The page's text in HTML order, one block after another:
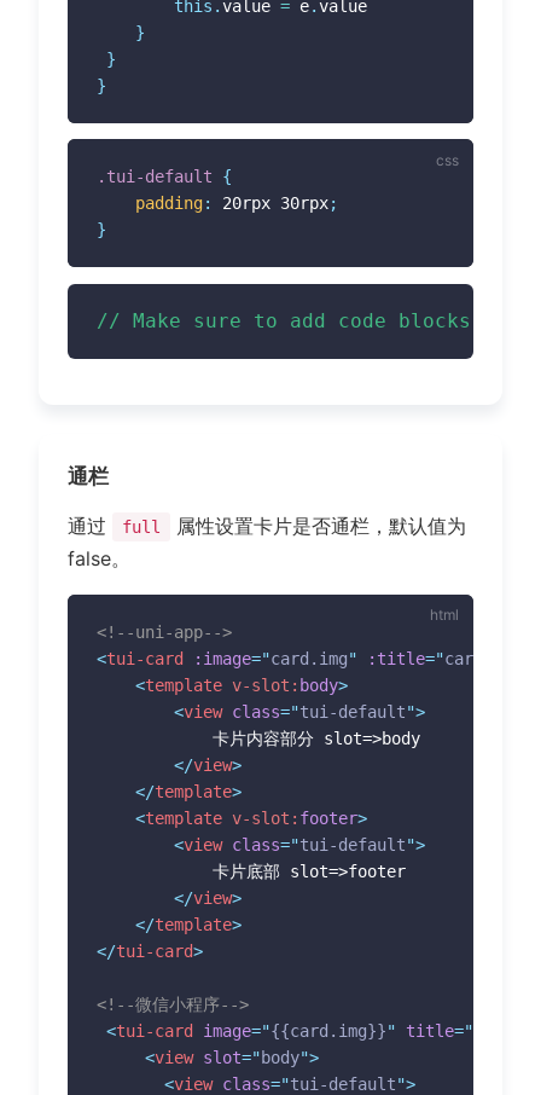
this .value = e.value
}
}
}
.tui-default
{
padding: 20rpx 30rpx;
}
// Make sure to add code blocks to
通栏
通过 full
属性设置卡片是否通栏，默认值为
false。
<!--uni-app-->
<tui-card :image="card.img" :title="card.title
<template v-slot: body>
<view class="tui-default">
</view>
</template>
<template v-slot: footer>
<view class="tui-default">
</view>
</template>
</tui-card>
<!--微信小程序-->
<tui-card image="{{card.img}}" title="
<view slot="body">
<view class="tui-default">